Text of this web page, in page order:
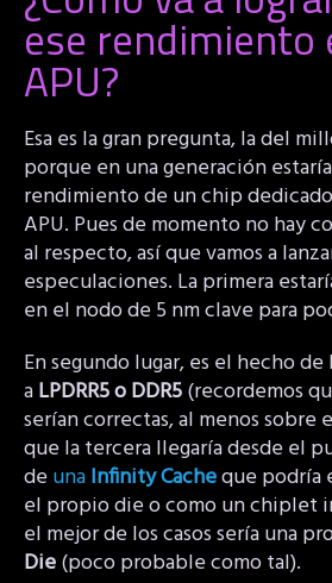
ese rendimiento
APU?
Esa es la gran pregunta, la del
porque en una generación
rendimiento de un chip
APU. Pues de momento no hay
al respecto, así que vamos a
especulaciones. La primera
en el nodo de 5 nm clave para
En segundo lugar, es el hecho
aLPDRR5 o DDR5(recordemos
serían correctas, al menos sobre
que la tercera llegaría desde el
deunaInfinity Cacheque podría
el propio die o como un chiplet
el mejor de los casos sería una
Die(poco probable como tal).